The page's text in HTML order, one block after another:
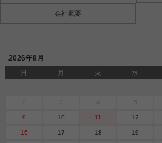
会社概要
2026年8月
日 月 火 水
9 10 11 12
16 17 18 19